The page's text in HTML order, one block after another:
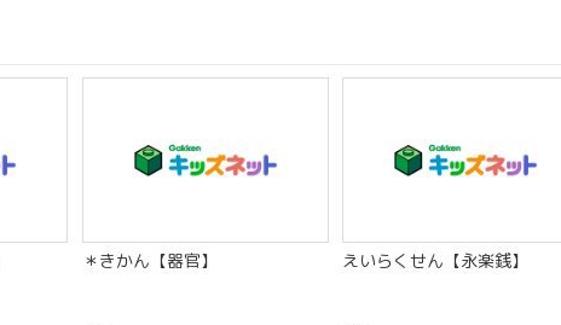
＊きかん【器官】 えいらくせん【永楽銭】